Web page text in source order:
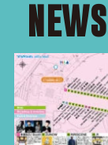
NEWS